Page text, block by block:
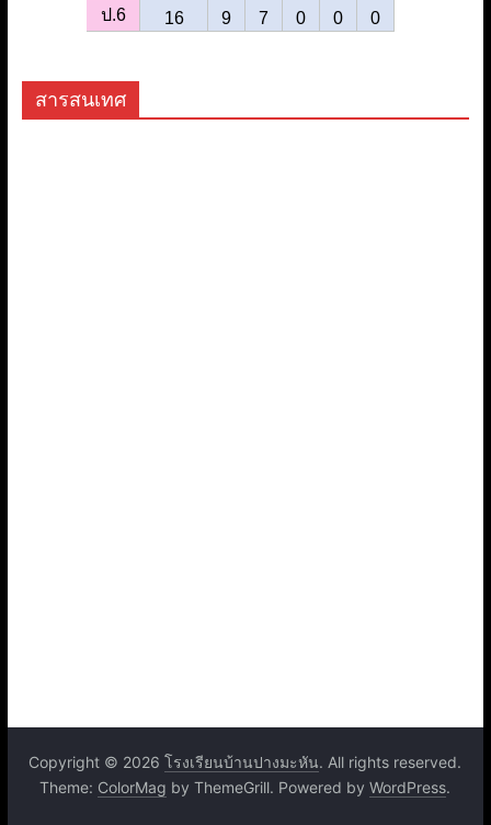
สารสนเทศ
Copyright © 2026โรงเรียนบ้านปางมะหัน. All rights reserved.
Theme: ColorMag by ThemeGrill. Powered byWordPress.